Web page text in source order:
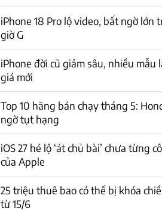
iPhone 18 Pro lộ video, bất ngờ lớn
giờ G
iPhone đời cũ giảm sâu, nhiều mẫu
giá mới
Top 10 hãng bán chạy tháng 5:
ngờ tụt hạng
iOS 27 hé lộ ‘át chủ bài’ chưa từng
của Apple
25 triệu thuê bao có thể bị khóa
từ 15/6